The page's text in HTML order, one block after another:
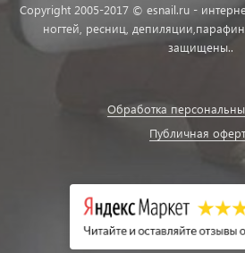
Copyright 2005-2017 © esnail.ru -
ногтей, ресниц,
защищены..
Обработка
Публичная